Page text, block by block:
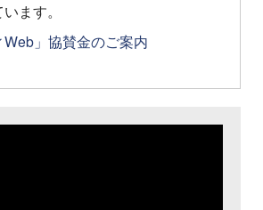
ます。
Web」協賛金のご案内